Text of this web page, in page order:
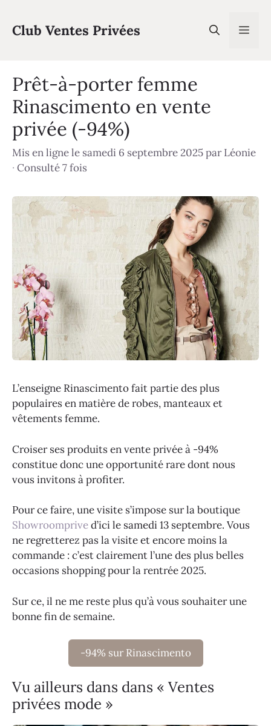
contenu
Club Ventes Privées
Prêt-à-porter femme
Rinascimento en vente
privée (-94%)
Mis en ligne le samedi 6 septembre 2025parLéonie
· Consulté 7 fois
L’enseigne Rinascimento fait partie des plus
populaires en matière de robes, manteaux et
vêtements femme.
Croiser ses produits en vente privée à -94%
constitue donc une opportunité rare dont nous
vous invitons à profiter.
Pour ce faire, une visite s’impose sur la boutique
Showroomprived’ici le samedi 13 septembre. Vous
ne regretterez pas la visite et encore moins la
commande : c’est clairement l’une des plus belles
occasions shopping pour la rentrée 2025.
Sur ce, il ne me reste plus qu’à vous souhaiter une
bonne fin de semaine.
-94% sur Rinascimento
Vu ailleurs dans dans « Ventes
privées mode »